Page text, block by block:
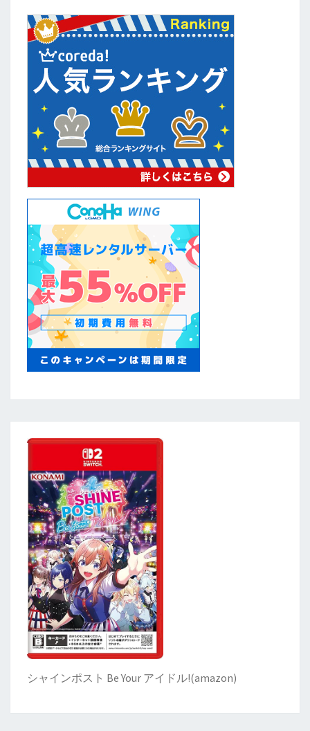
シャインポスト Be Your アイドル!(amazon)